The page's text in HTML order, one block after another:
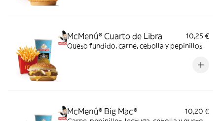
McMenú® Cuarto de Libra
10,25 €
Queso fundido, carne, cebolla y pepinillos
McMenú® Big Mac®
10,20 €